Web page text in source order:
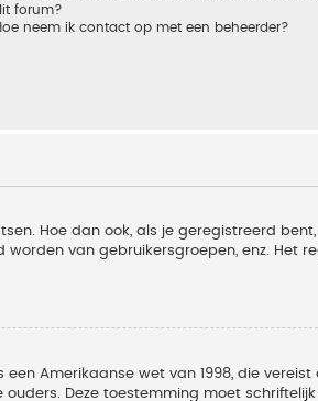
forum?
neem ik contact op met een beheerder?
Hoe dan ook, als je geregistreerd
van gebruikersgroepen, enz. Het
een Amerikaanse wet van 1998, die
Deze toestemming moet